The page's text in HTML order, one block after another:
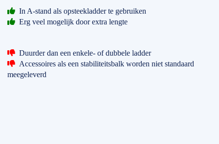
In A-stand als opsteekladder te gebruiken
Erg veel mogelijk door extra lengte
Duurder dan een enkele- of dubbele ladder
Accessoires als een stabiliteitsbalk worden niet standaard
meegeleverd